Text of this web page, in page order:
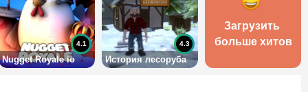
Nugget Royale io
4.1
История лесоруба
4.3
Загрузить
больше хитов